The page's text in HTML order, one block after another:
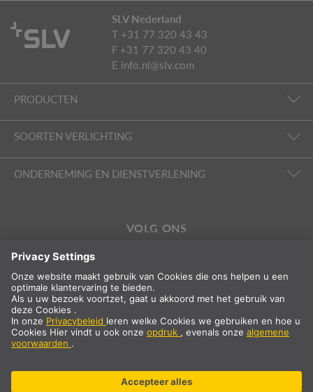
SLV Nederland
T +31 77 320 43 43
F +31 77 320 43 40
E info.nl@slv.com
PRODUCTEN
SOORTEN VERLICHTING
ONDERNEMING EN DIENSTVERLENING
VOLG ONS
NL
Nederland